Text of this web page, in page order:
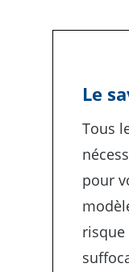
Le
Tous
pour
risque